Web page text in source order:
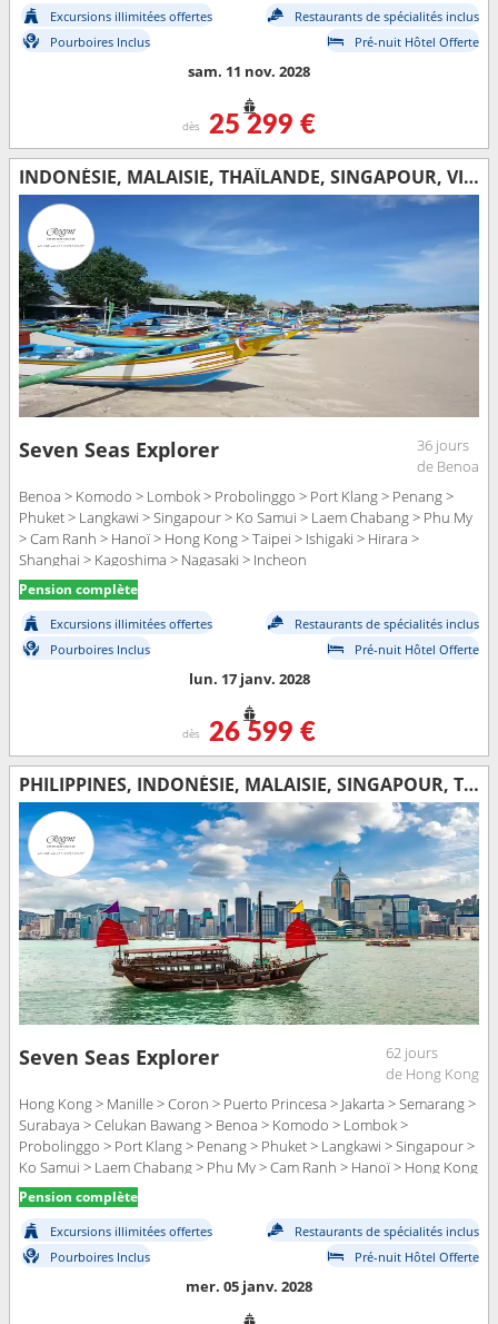
Excursions illimitées offertes
Restaurants de spécialités inclus
Pourboires Inclus
Pré-nuit Hôtel Offerte
sam. 11 nov. 2028
dès 25 299 €
INDONÉSIE, MALAISIE, THAÏLANDE, SINGAPOUR, VIETNAM, CHINE, TAÏWAN, JAPON, CORÉE DU SUD
Seven Seas Explorer
36 jours
de Benoa
Benoa > Komodo > Lombok > Probolinggo > Port Klang > Penang >
Phuket > Langkawi > Singapour > Ko Samui > Laem Chabang > Phu My
> Cam Ranh > Hanoï > Hong Kong > Taipei > Ishigaki > Hirara >
Shanghai > Kagoshima > Nagasaki > Incheon
Pension complète
Excursions illimitées offertes
Restaurants de spécialités inclus
Pourboires Inclus
Pré-nuit Hôtel Offerte
lun. 17 janv. 2028
dès 26 599 €
PHILIPPINES, INDONÉSIE, MALAISIE, SINGAPOUR, THAÏLANDE, VIETNAM, TAÏWAN, CHINE, CORÉE DU SUD, JAPON
Seven Seas Explorer
62 jours
de Hong Kong
Hong Kong > Manille > Coron > Puerto Princesa > Jakarta > Semarang >
Surabaya > Celukan Bawang > Benoa > Komodo > Lombok >
Probolinggo > Port Klang > Penang > Phuket > Langkawi > Singapour >
Ko Samui > Laem Chabang > Phu My > Cam Ranh > Hanoï > Hong Kong
> Taipei > Ishigaki > Hirara > Shanghai > Kagoshima > Nagasaki >
Incheon > Jeju > Yeosu > Nagasaki > Kagoshima > Beppu > Hiroshima >
kochi > Tokushima > Osaka > Shimizu > Tokyo
Pension complète
Excursions illimitées offertes
Restaurants de spécialités inclus
Pourboires Inclus
Pré-nuit Hôtel Offerte
mer. 05 janv. 2028